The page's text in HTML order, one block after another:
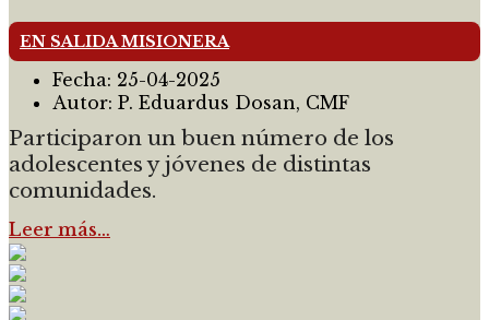
EN SALIDA MISIONERA
Fecha: 25-04-2025
Autor: P. Eduardus Dosan, CMF
Participaron un buen número de los
adolescentes y jóvenes de distintas
comunidades.
Leer más…